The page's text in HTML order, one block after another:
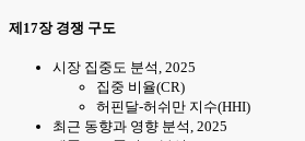
제17장 경쟁 구도
시장 집중도 분석, 2025
집중 비율(CR)
허핀달-허쉬만 지수(HHI)
최근 동향과 영향 분석, 2025